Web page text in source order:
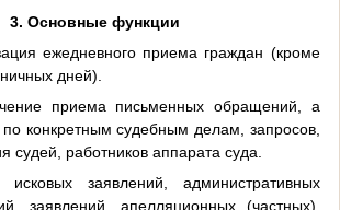
3. Основные функции
ежедневного приема граждан (кроме
дней).
приема письменных обращений, а
по конкретным судебным делам, запросов,
судей, работников аппарата суда.
заявлений, административных
заявлений, апелляционных (частных),